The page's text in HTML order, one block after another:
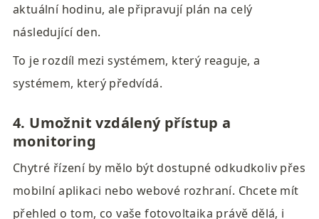
aktuální hodinu, ale připravují plán na celý
následující den.
To je rozdíl mezi systémem, který reaguje, a
systémem, který předvídá.
4. Umožnit vzdálený přístup a
monitoring
Chytré řízení by mělo být dostupné odkudkoliv přes
mobilní aplikaci nebo webové rozhraní. Chcete mít
přehled o tom, co vaše fotovoltaika právě dělá, i